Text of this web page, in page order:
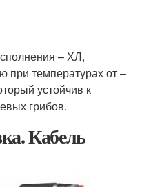
– ХЛ,
при температурах от –
устойчив к
грибов.
Кабель